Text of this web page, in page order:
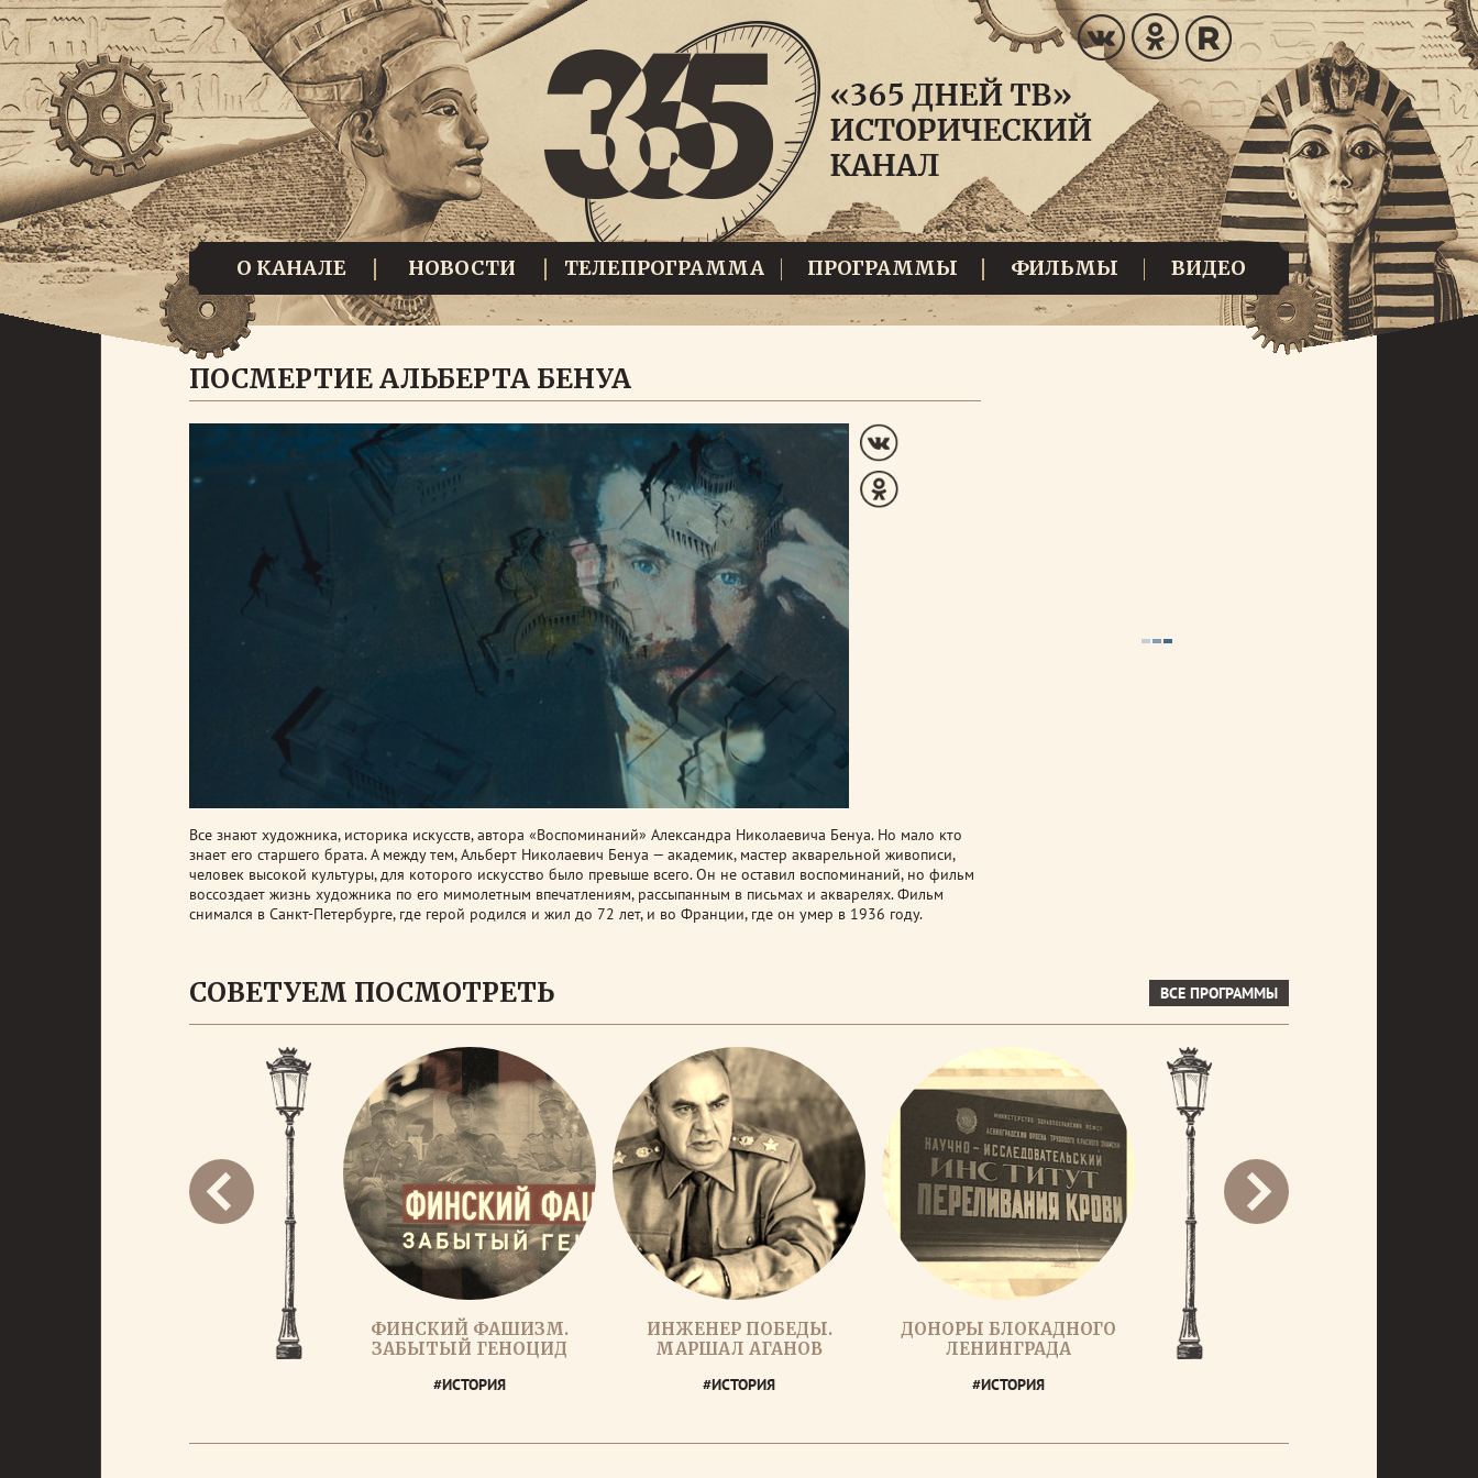
О КАНАЛЕ НОВОСТИ ТЕЛЕПРОГРАММА ПРОГРАММЫ ФИЛЬМЫ ВИДЕО
ПОСМЕРТИЕ АЛЬБЕРТА БЕНУА
Все знают художника, историка искусств, автора «Воспоминаний» Александра Николаевича Бенуа. Но мало кто
знает его старшего брата. А между тем, Альберт Николаевич Бенуа — академик, мастер акварельной живописи,
человек высокой культуры, для которого искусство было превыше всего. Он не оставил воспоминаний, но фильм
воссоздает жизнь художника по его мимолетным впечатлениям, рассыпанным в письмах и акварелях. Фильм
снимался в Санкт-Петербурге, где герой родился и жил до 72 лет, и во Франции, где он умер в 1936 году.
СОВЕТУЕМ ПОСМОТРЕТЬ ВСЕ ПРОГРАММЫ
ФИНСКИЙ ФАШИЗМ.
ЗАБЫТЫЙ ГЕНОЦИД
#ИСТОРИЯ
ИНЖЕНЕР ПОБЕДЫ.
МАРШАЛ АГАНОВ
#ИСТОРИЯ
ДОНОРЫ БЛОКАДНОГО
ЛЕНИНГРАДА
#ИСТОРИЯ